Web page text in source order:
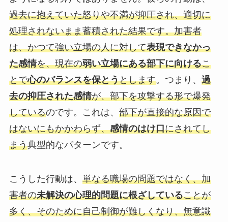
過去に抱えていた怒りや不満が抑圧され、適切に
処理されないまま蓄積された結果です。加害者
は、かつて強い立場の人に対して表現できなかっ
た感情を、現在の弱い立場にある部下に向けるこ
とで心のバランスを保とうとします。つまり、 過
去の抑圧された感情が、部下を攻撃する形で爆発
しているのです。これは、 部下が直接的な原因で
はないにもかかわらず、感情のはけ口にされてし
まう典型的なパターンです。
こうした行動は、 単なる職場の問題ではなく、加
害者の未解決の心理的問題に根ざしていることが
多く、そのために自己制御が難しくなり、無意識